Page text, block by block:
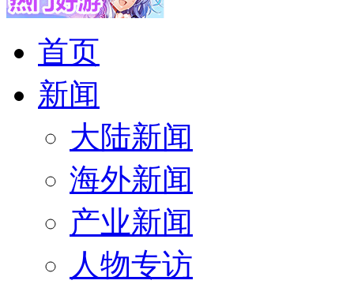
首页
新闻
大陆新闻
海外新闻
产业新闻
人物专访